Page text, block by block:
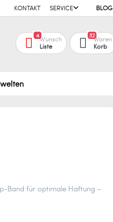
KONTAKT SERVICE BLOG
4Wunsch
Liste
32Waren
Korb
Band für optimale Haftung –